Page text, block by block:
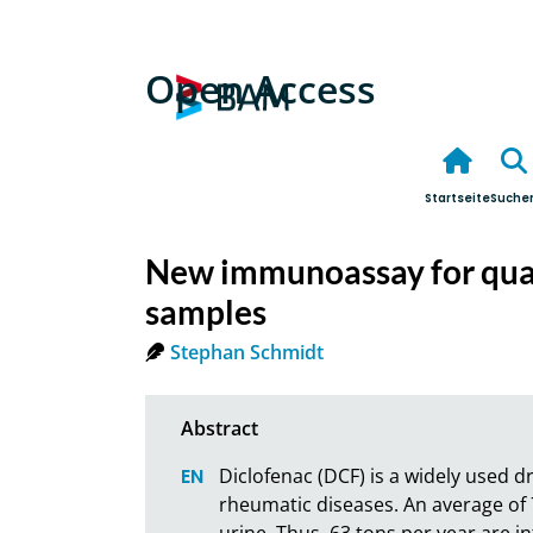
Open Access
Startseite
New immunoassay for
samples
Stephan Schmidt
Diclofenac (DCF) is a widely used
rheumatic diseases. An average